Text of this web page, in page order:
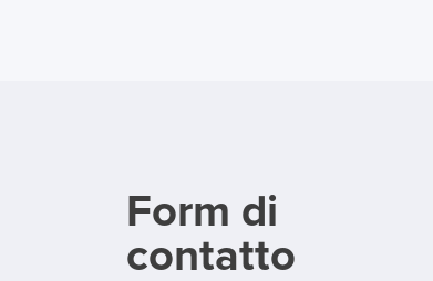
Form di
contatto